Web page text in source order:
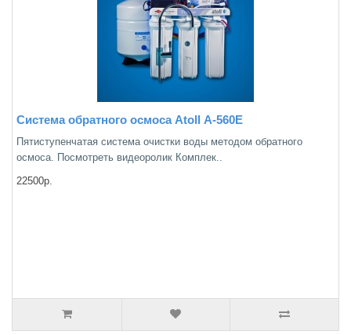
Система обратного осмоса Atoll А-560Е
Пятиступенчатая система очистки воды методом обратного
осмоса. Посмотреть видеоролик Комплек..
22500р.